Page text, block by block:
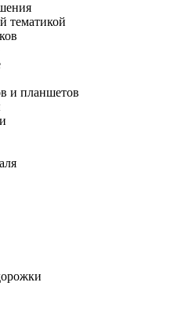
тематикой
и планшетов